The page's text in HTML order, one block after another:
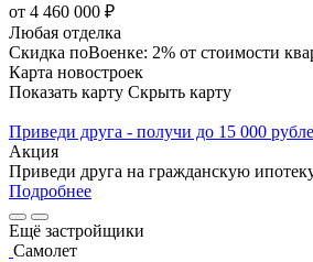
от 4 460 000 ₽
Любая отделка
Скидка поВоенке: 2% от стоимости
Карта новостроек
Показать карту Скрыть карту
Приведи друга - получи до 15 000
Акция
Приведи друга на гражданскую
Подробнее
Ещё застройщики
Самолет